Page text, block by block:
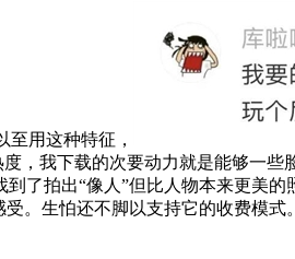
至用这种特征，
，我下载的次要动力就是能够一
到了拍出“像人”但比人物本来更美
。生怕还不脚以支持它的收费模